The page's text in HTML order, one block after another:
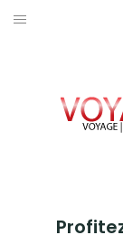
Aller
OCEANIE